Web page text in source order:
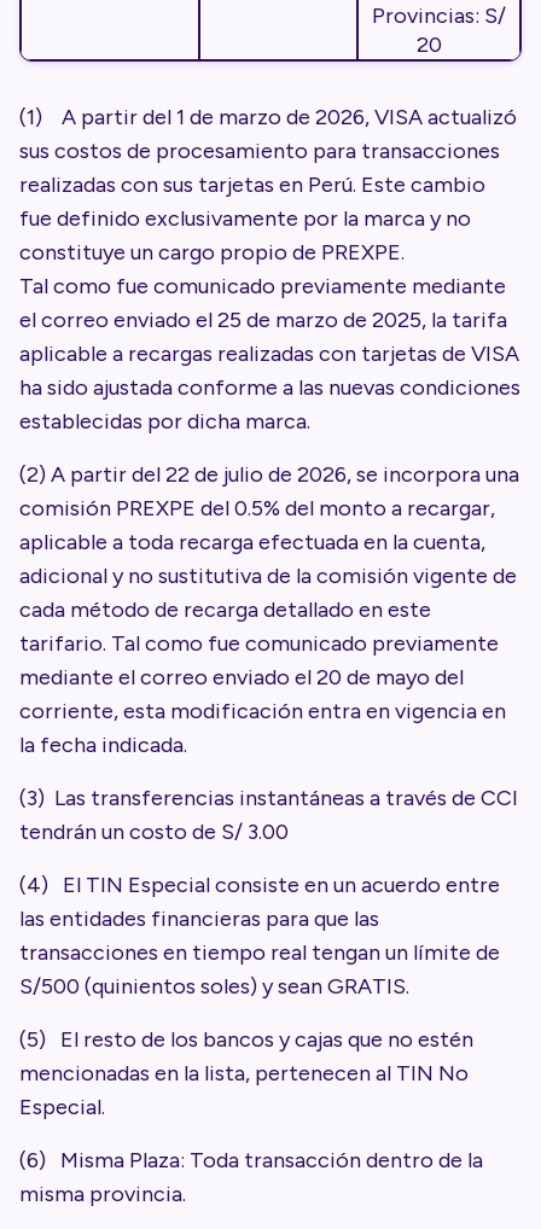
Provincias: S/
20
(1) A partir del 1 de marzo de 2026, VISA actualizó
sus costos de procesamiento para transacciones
realizadas con sus tarjetas en Perú. Este cambio
fue definido exclusivamente por la marca y no
constituye un cargo propio de PREXPE.
Tal como fue comunicado previamente mediante
el correo enviado el 25 de marzo de 2025, la tarifa
aplicable a recargas realizadas con tarjetas de VISA
ha sido ajustada conforme a las nuevas condiciones
establecidas por dicha marca.
(2) A partir del 22 de julio de 2026, se incorpora una
comisión PREXPE del 0.5% del monto a recargar,
aplicable a toda recarga efectuada en la cuenta,
adicional y no sustitutiva de la comisión vigente de
cada método de recarga detallado en este
tarifario. Tal como fue comunicado previamente
mediante el correo enviado el 20 de mayo del
corriente, esta modificación entra en vigencia en
la fecha indicada.
(3) Las transferencias instantáneas a través de CCI
tendrán un costo de S/ 3.00
(4) El TIN Especial consiste en un acuerdo entre
las entidades financieras para que las
transacciones en tiempo real tengan un límite de
S/500 (quinientos soles) y sean GRATIS.
(5) El resto de los bancos y cajas que no estén
mencionadas en la lista, pertenecen al TIN No
Especial.
(6) Misma Plaza: Toda transacción dentro de la
misma provincia.